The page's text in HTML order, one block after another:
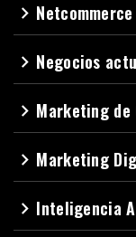
navigate_next Netcommerce
navigate_next Negocios
navigate_next Marketing de
navigate_next Marketing
navigate_next Inteligencia